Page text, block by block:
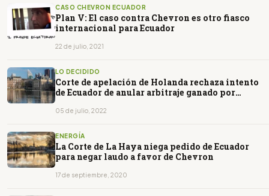
CASO CHEVRON ECUADOR
Plan V: El caso contra Chevron es otro fiasco
internacional para Ecuador
22 de julio, 2021
LO DECIDIDO
Corte de apelación de Holanda rechaza intento
de Ecuador de anular arbitraje ganado por
05 de julio, 2022
ENERGÍA
La Corte de La Haya niega pedido de Ecuador
para negar laudo a favor de Chevron
17 de septiembre, 2020